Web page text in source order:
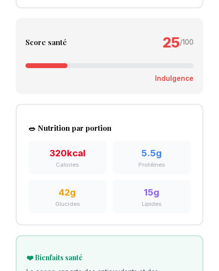
Score santé 25/100
Indulgence
🥗 Nutrition par portion
320kcal
Calories
5.5g
Protéines
42g
Glucides
15g
Lipides
❤️ Bienfaits santé